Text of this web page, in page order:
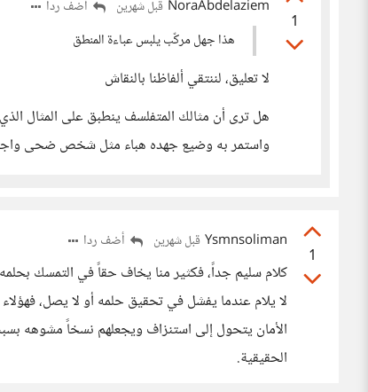
1
NoraAbdelaziem قبل شهرين
أضف ردا
هذا جهل مركّب يلبس عباءة المنطق
لا تعليق، لننتقي ألفاظنا بالنقاش
هل ترى أن مثالك المتفلسف ينطبق على المثال
واستمر به وضيع جهده هباء مثل شخص ضحى
1
Ysmnsoliman قبل شهرين أضف ردا
كلام سليم جداً، فكثير منا يخاف حقاً في التمسك
لا يلام عندما يفشل في تحقيق حلمه أو لا يصل،
الأمان يتحول إلى استنزاف ويجعلهم نسخاً مشوهه
الحقيقية.